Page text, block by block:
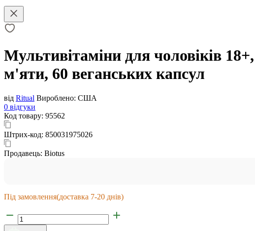
Мультивітаміни для чоловіків
м'яти, 60 веганських капсул
від Ritual Вироблено: США
0 відгуки
Код товару: 95562
Штрих-код: 850031975026
Продавець: Biotus
Під замовлення(доставка 7-20 днів)